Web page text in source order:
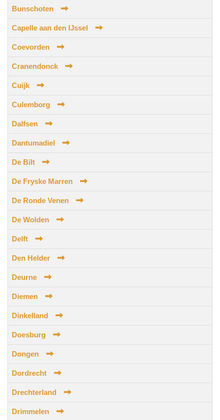
Bunschoten
Capelle aan den IJssel
Coevorden
Cranendonck
Cuijk
Culemborg
Dalfsen
Dantumadiel
De Bilt
De Fryske Marren
De Ronde Venen
De Wolden
Delft
Den Helder
Deurne
Diemen
Dinkelland
Doesburg
Dongen
Dordrecht
Drechterland
Drimmelen